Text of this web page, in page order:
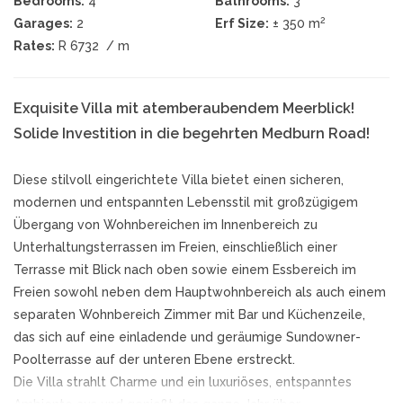
Garages: 2 Erf Size: ± 350 m2
Rates: R 6732 / m
Exquisite Villa mit atemberaubendem Meerblick!
Solide Investition in die begehrten Medburn Road!
Diese stilvoll eingerichtete Villa bietet einen sicheren,
modernen und entspannten Lebensstil mit großzügigem
Übergang von Wohnbereichen im Innenbereich zu
Unterhaltungsterrassen im Freien, einschließlich einer
Terrasse mit Blick nach oben sowie einem Essbereich im
Freien sowohl neben dem Hauptwohnbereich als auch einem
separaten Wohnbereich Zimmer mit Bar und Küchenzeile,
das sich auf eine einladende und geräumige Sundowner-
Poolterrasse auf der unteren Ebene erstreckt.
Die Villa strahlt Charme und ein luxuriöses, entspanntes